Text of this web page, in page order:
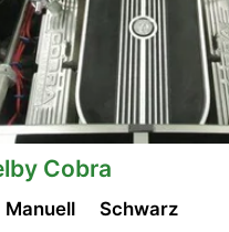
Cobra
Manuell Schwarz